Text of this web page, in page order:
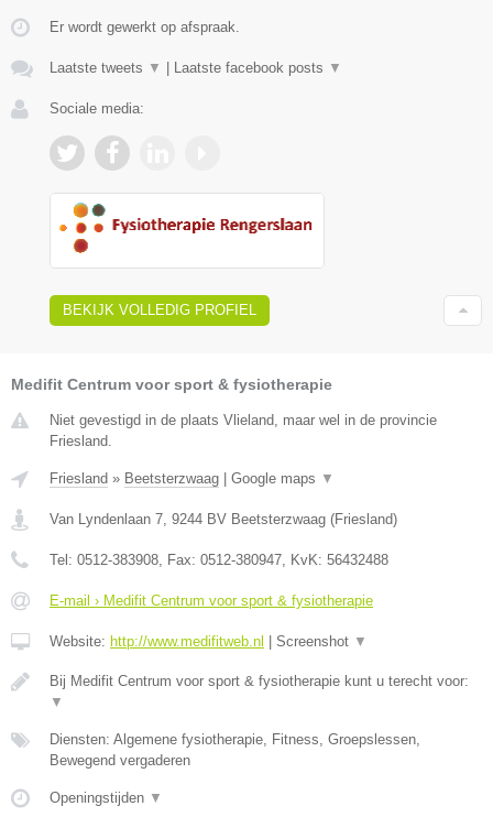
Er wordt gewerkt op afspraak.
Laatste tweets ▼ Laatste facebook posts ▼
Sociale media:
BEKIJK VOLLEDIG PROFIEL
Medifit Centrum voor sport & fysiotherapie
Niet gevestigd in de plaats Vlieland, maar wel in de provincie
Friesland.
Friesland » Beetsterzwaag Google maps ▼
Van Lyndenlaan 7 9244 BV Beetsterzwaag (Friesland)
Tel: 0512-383908 , Fax: 0512-380947 , KvK: 56432488
E-mail › Medifit Centrum voor sport & fysiotherapie
Website: http://www.medifitweb.nl Screenshot ▼
Bij Medifit Centrum voor sport & fysiotherapie kunt u terecht voor:
▼
Diensten: Algemene fysiotherapie, Fitness, Groepslessen,
Bewegend vergaderen
Openingstijden ▼